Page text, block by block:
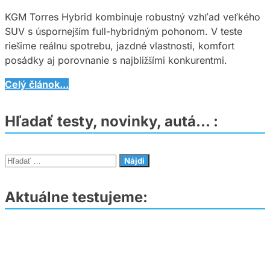
KGM Torres Hybrid kombinuje robustný vzhľad veľkého
SUV s úspornejším full-hybridným pohonom. V teste
riešime reálnu spotrebu, jazdné vlastnosti, komfort
posádky aj porovnanie s najbližšími konkurentmi.
KGM
Hybrid
–
SUV
bez
pri
Celý článok...
Hľadať testy, novinky, autá… :
Hľadať:
Aktuálne testujeme: